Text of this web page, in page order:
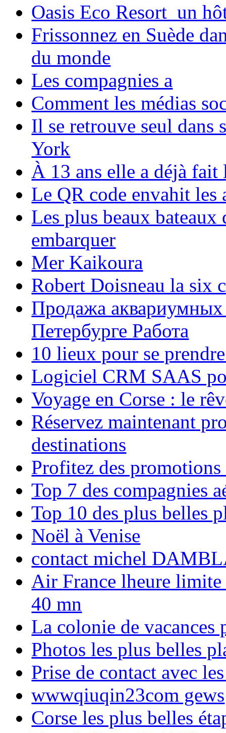
Oasis Eco Resort un
Frissonnez en Suède
du monde
Les compagnies a
Comment les médias
Il se retrouve seul dans
York
À 13 ans elle a déjà
Le QR code envahit les
Les plus beaux bateaux
embarquer
Mer Kaikoura
Robert Doisneau la six
Продажа аквариумных
Петербурге Работа
10 lieux pour se
Logiciel CRM SAAS
Voyage en Corse : le
Réservez maintenant
destinations
Profitez des
Top 7 des compagnies
Top 10 des plus belles
Noël à Venise
contact michel
Air France lheure limite
40 mn
La colonie de vacances
Photos les plus belles
Prise de contact avec
wwwqiuqin23com gews
Corse les plus belles